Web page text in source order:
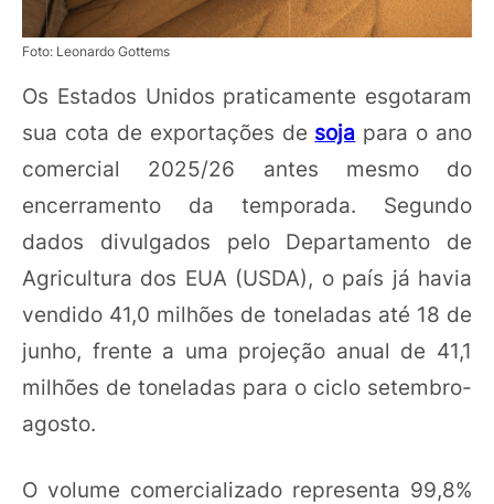
Foto: Leonardo Gottems
Os Estados Unidos praticamente esgotaram
sua cota de exportações de soja para o ano
comercial 2025/26 antes mesmo do
encerramento da temporada. Segundo
dados divulgados pelo Departamento de
Agricultura dos EUA (USDA), o país já havia
vendido 41,0 milhões de toneladas até 18 de
junho, frente a uma projeção anual de 41,1
milhões de toneladas para o ciclo setembro-
agosto.
O volume comercializado representa 99,8%